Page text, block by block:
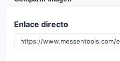
Enlace directo